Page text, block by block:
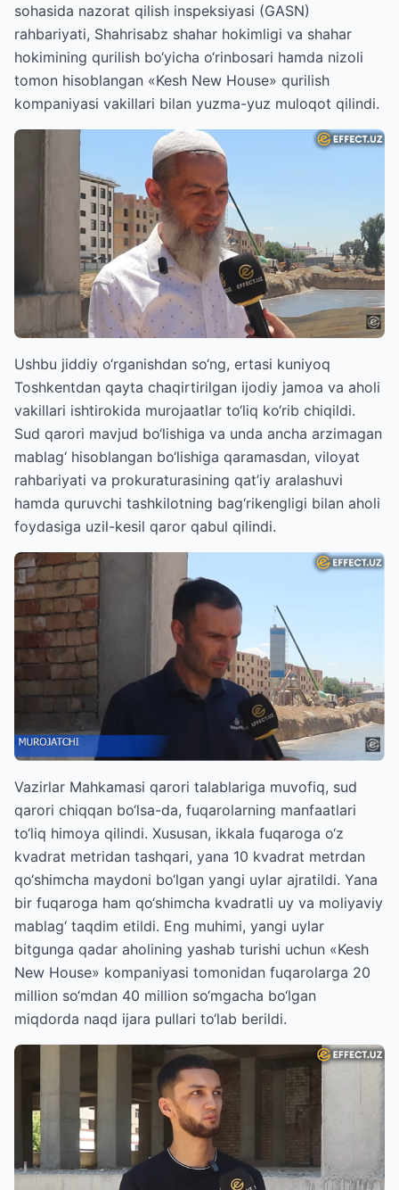
sohasida nazorat qilish inspeksiyasi (GASN)
rahbariyati, Shahrisabz shahar hokimligi va shahar
hokimining qurilish bo‘yicha o‘rinbosari hamda nizoli
tomon hisoblangan «Kesh New House» qurilish
kompaniyasi vakillari bilan yuzma-yuz muloqot qilindi.
Ushbu jiddiy o‘rganishdan so‘ng, ertasi kuniyoq
Toshkentdan qayta chaqirtirilgan ijodiy jamoa va aholi
vakillari ishtirokida murojaatlar to‘liq ko‘rib chiqildi.
Sud qarori mavjud bo‘lishiga va unda ancha arzimagan
mablag‘ hisoblangan bo‘lishiga qaramasdan, viloyat
rahbariyati va prokuraturasining qat’iy aralashuvi
hamda quruvchi tashkilotning bag‘rikengligi bilan aholi
foydasiga uzil-kesil qaror qabul qilindi.
Vazirlar Mahkamasi qarori talablariga muvofiq, sud
qarori chiqqan bo‘lsa-da, fuqarolarning manfaatlari
to‘liq himoya qilindi. Xususan, ikkala fuqaroga o‘z
kvadrat metridan tashqari, yana 10 kvadrat metrdan
qo‘shimcha maydoni bo‘lgan yangi uylar ajratildi. Yana
bir fuqaroga ham qo‘shimcha kvadratli uy va moliyaviy
mablag‘ taqdim etildi. Eng muhimi, yangi uylar
bitgunga qadar aholining yashab turishi uchun «Kesh
New House» kompaniyasi tomonidan fuqarolarga 20
million so‘mdan 40 million so‘mgacha bo‘lgan
miqdorda naqd ijara pullari to‘lab berildi.